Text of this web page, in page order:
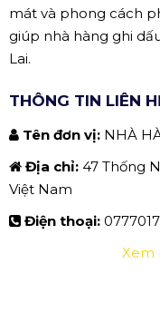
mát và phong cách
giúp nhà hàng ghi
Lai.
THÔNG TIN LIÊN
Tên đơn vị: NHÀ
Địa chỉ: 47 Thống
Việt Nam
Điện thoại:
Xem